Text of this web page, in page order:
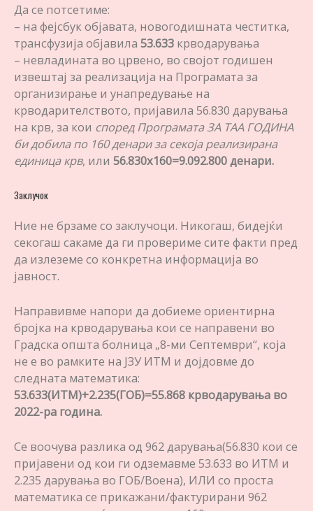
Да се потсетиме:
– на фејсбук објавата, новогодишната честитка,
трансфузија објавила 53.633 крводарувања
– невладината во црвено, во својот годишен
извештај за реализација на Програмата за
организирање и унапредување на
крводарителството, пријавила 56.830 дарувања
на крв, за кои според Програмата ЗА ТАА ГОДИНА
би добила по 160 денари за секоја реализирана
единица крв, или 56.830х160=9.092.800 денари.
Заклучок
Ние не брзаме со заклучоци. Никогаш, бидејќи
секогаш сакаме да ги провериме сите факти пред
да излеземе со конкретна информација во
јавност.
Направивме напори да добиеме ориентирна
бројка на крводарувања кои се направени во
Градска општа болница „8-ми Септември“, која
не е во рамките на ЈЗУ ИТМ и дојдовме до
следната математика:
53.633(ИТМ)+2.235(ГОБ)=55.868 крводарувања во
2022-ра година.
Се воочува разлика од 962 дарувања(56.830 кои се
пријавени од кои ги одземавме 53.633 во ИТМ и
2.235 дарувања во ГОБ/Воена), ИЛИ со проста
математика се прикажани/фактурирани 962